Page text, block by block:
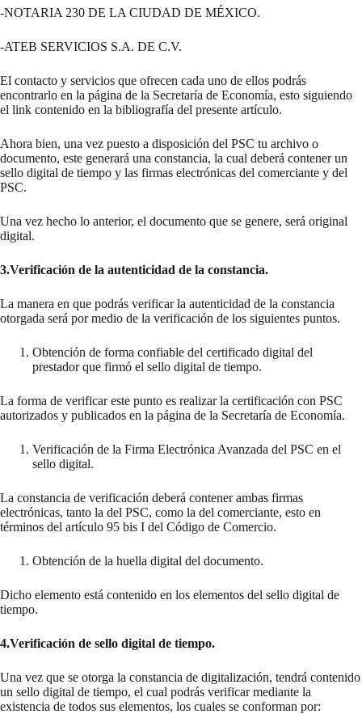
-NOTARIA 230 DE LA CIUDAD DE MÉXICO.
-ATEB SERVICIOS S.A. DE C.V.
El contacto y servicios que ofrecen cada uno de ellos podrás
encontrarlo en la página de la Secretaría de Economía, esto siguiendo
el link contenido en la bibliografía del presente artículo.
Ahora bien, una vez puesto a disposición del PSC tu archivo o
documento, este generará una constancia, la cual deberá contener un
sello digital de tiempo y las firmas electrónicas del comerciante y del
PSC.
Una vez hecho lo anterior, el documento que se genere, será original
digital.
3.Verificación de la autenticidad de la constancia.
La manera en que podrás verificar la autenticidad de la constancia
otorgada será por medio de la verificación de los siguientes puntos.
Obtención de forma confiable del certificado digital del
prestador que firmó el sello digital de tiempo.
La forma de verificar este punto es realizar la certificación con PSC
autorizados y publicados en la página de la Secretaría de Economía.
Verificación de la Firma Electrónica Avanzada del PSC en el
sello digital.
La constancia de verificación deberá contener ambas firmas
electrónicas, tanto la del PSC, como la del comerciante, esto en
términos del artículo 95 bis I del Código de Comercio.
Obtención de la huella digital del documento.
Dicho elemento está contenido en los elementos del sello digital de
tiempo.
4.Verificación de sello digital de tiempo.
Una vez que se otorga la constancia de digitalización, tendrá contenido
un sello digital de tiempo, el cual podrás verificar mediante la
existencia de todos sus elementos, los cuales se conforman por: